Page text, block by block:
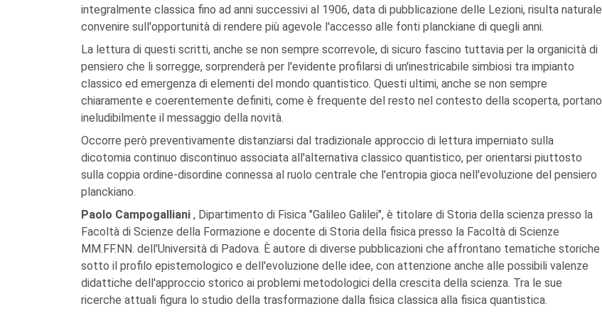
integralmente classica fino ad anni successivi al 1906, data di pubblicazione delle Lezioni, risulta naturale
convenire sull'opportunità di rendere più agevole l'accesso alle fonti planckiane di quegli anni.
La lettura di questi scritti, anche se non sempre scorrevole, di sicuro fascino tuttavia per la organicità di
pensiero che li sorregge, sorprenderà per l'evidente profilarsi di un'inestricabile simbiosi tra impianto
classico ed emergenza di elementi del mondo quantistico. Questi ultimi, anche se non sempre
chiaramente e coerentemente definiti, come è frequente del resto nel contesto della scoperta, portano
ineludibilmente il messaggio della novità.
Occorre però preventivamente distanziarsi dal tradizionale approccio di lettura imperniato sulla
dicotomia continuo discontinuo associata all'alternativa classico quantistico, per orientarsi piuttosto
sulla coppia ordine-disordine connessa al ruolo centrale che l'entropia gioca nell'evoluzione del pensiero
planckiano.
Paolo Campogalliani , Dipartimento di Fisica "Galileo Galilei", è titolare di Storia della scienza presso la
Facoltà di Scienze della Formazione e docente di Storia della fisica presso la Facoltà di Scienze
MM.FF.NN. dell'Università di Padova. È autore di diverse pubblicazioni che affrontano tematiche storiche
sotto il profilo epistemologico e dell'evoluzione delle idee, con attenzione anche alle possibili valenze
didattiche dell'approccio storico ai problemi metodologici della crescita della scienza. Tra le sue
ricerche attuali figura lo studio della trasformazione dalla fisica classica alla fisica quantistica.